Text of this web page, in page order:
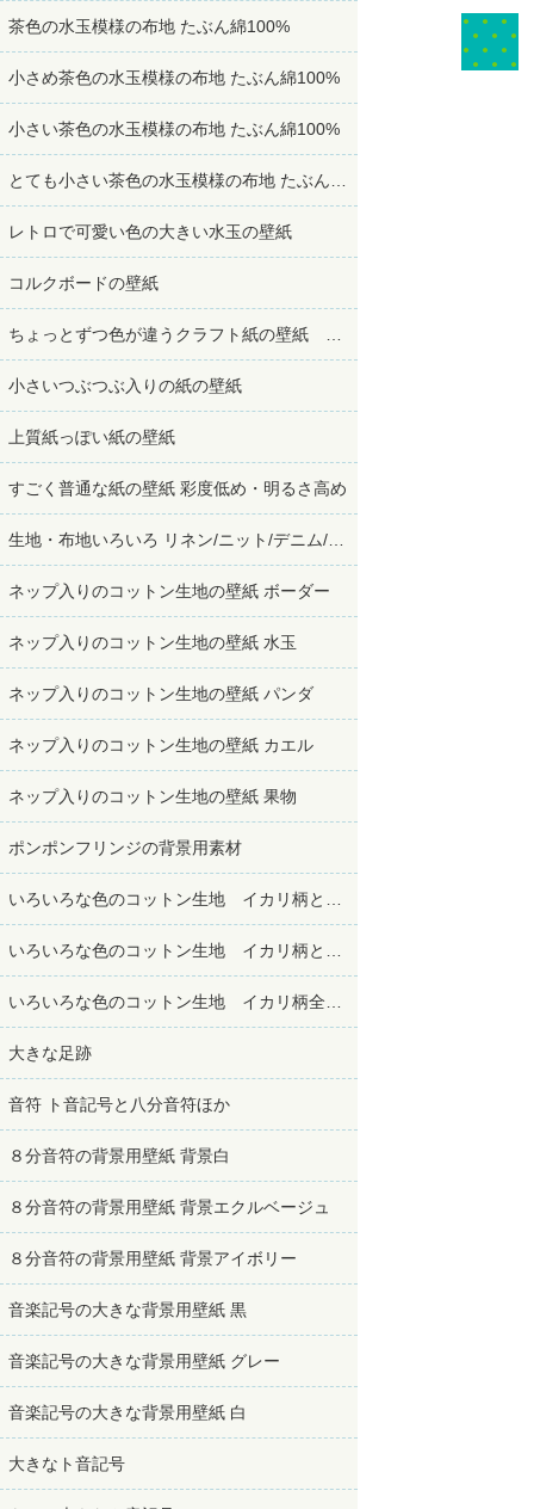
茶色の水玉模様の布地 たぶん綿100%
小さめ茶色の水玉模様の布地 たぶん綿100%
小さい茶色の水玉模様の布地 たぶん綿100%
レトロで可愛い色の大きい水玉の壁紙
コルクボードの壁紙
小さいつぶつぶ入りの紙の壁紙
上質紙っぽい紙の壁紙
すごく普通な紙の壁紙 彩度低め・明るさ高め
ネップ入りのコットン生地の壁紙 ボーダー
ネップ入りのコットン生地の壁紙 水玉
ネップ入りのコットン生地の壁紙 パンダ
ネップ入りのコットン生地の壁紙 カエル
ネップ入りのコットン生地の壁紙 果物
ポンポンフリンジの背景用素材
大きな足跡
音符 ト音記号と八分音符ほか
８分音符の背景用壁紙 背景白
８分音符の背景用壁紙 背景エクルベージュ
８分音符の背景用壁紙 背景アイボリー
音楽記号の大きな背景用壁紙 黒
音楽記号の大きな背景用壁紙 グレー
音楽記号の大きな背景用壁紙 白
大きなト音記号